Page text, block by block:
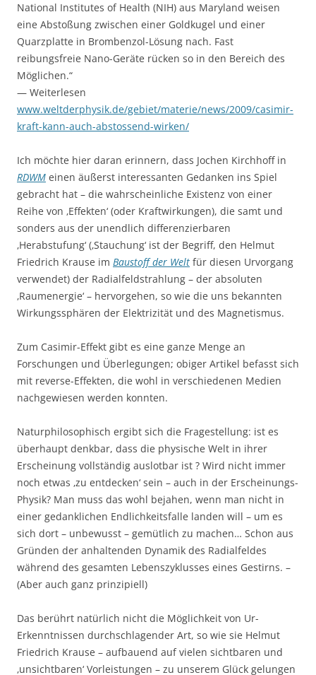
National Institutes of Health (NIH) aus Maryland weisen
eine Abstoßung zwischen einer Goldkugel und einer
Quarzplatte in Brombenzol-Lösung nach. Fast
reibungsfreie Nano-Geräte rücken so in den Bereich des
Möglichen.“
— Weiterlesen
www.weltderphysik.de/gebiet/materie/news/2009/casimir-
kraft-kann-auch-abstossend-wirken/
Ich möchte hier daran erinnern, dass Jochen Kirchhoff in
RDWM einen äußerst interessanten Gedanken ins Spiel
gebracht hat – die wahrscheinliche Existenz von einer
Reihe von ‚Effekten‘ (oder Kraftwirkungen), die samt und
sonders aus der unendlich differenzierbaren
‚Herabstufung‘ (‚Stauchung‘ ist der Begriff, den Helmut
Friedrich Krause im Baustoff der Welt für diesen Urvorgang
verwendet) der Radialfeldstrahlung – der absoluten
‚Raumenergie‘ – hervorgehen, so wie die uns bekannten
Wirkungssphären der Elektrizität und des Magnetismus.
Zum Casimir-Effekt gibt es eine ganze Menge an
Forschungen und Überlegungen; obiger Artikel befasst sich
mit reverse-Effekten, die wohl in verschiedenen Medien
nachgewiesen werden konnten.
Naturphilosophisch ergibt sich die Fragestellung: ist es
überhaupt denkbar, dass die physische Welt in ihrer
Erscheinung vollständig auslotbar ist ? Wird nicht immer
noch etwas ‚zu entdecken‘ sein – auch in der Erscheinungs-
Physik? Man muss das wohl bejahen, wenn man nicht in
einer gedanklichen Endlichkeitsfalle landen will – um es
sich dort – unbewusst – gemütlich zu machen… Schon aus
Gründen der anhaltenden Dynamik des Radialfeldes
während des gesamten Lebenszyklusses eines Gestirns. –
(Aber auch ganz prinzipiell)
Das berührt natürlich nicht die Möglichkeit von Ur-
Erkenntnissen durchschlagender Art, so wie sie Helmut
Friedrich Krause – aufbauend auf vielen sichtbaren und
‚unsichtbaren‘ Vorleistungen – zu unserem Glück gelungen